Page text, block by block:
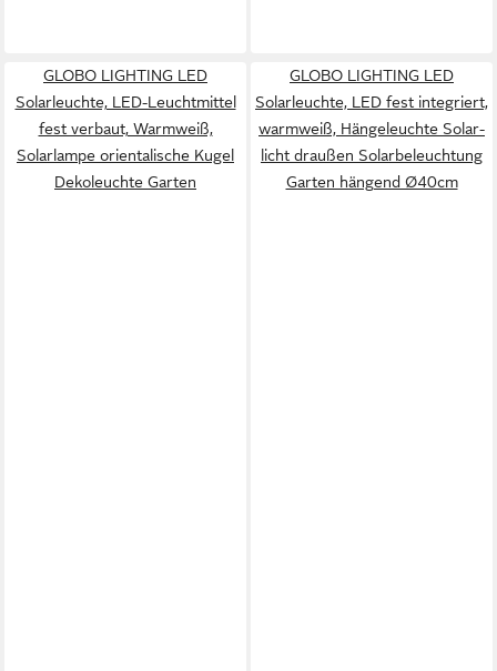
GLOBO LIGHTING LED
Solarleuchte, LED-Leuchtmittel
fest verbaut, Warmweiß,
Solarlampe orientalische Kugel
Dekoleuchte Garten
GLOBO LIGHTING LED
Solarleuchte, LED fest integriert,
warmweiß, Hängeleuchte Solar-
licht draußen Solarbeleuchtung
Garten hängend Ø40cm